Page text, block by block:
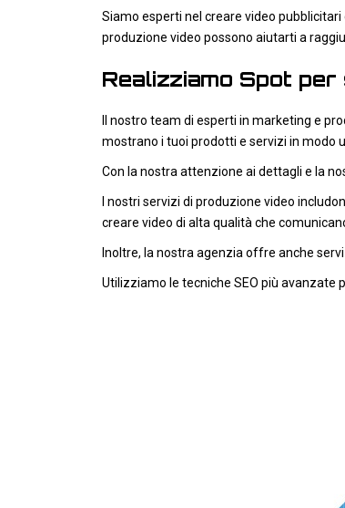
Siamo esperti nel creare video
produzione video possono aiutarti a
Realizziamo Spot
Il nostro team di esperti in marketing e
mostrano i tuoi prodotti e servizi in modo
Con la nostra attenzione ai dettagli e la
I nostri servizi di produzione video
creare video di alta qualità che
Inoltre, la nostra agenzia offre anche
Utilizziamo le tecniche SEO più avanzate